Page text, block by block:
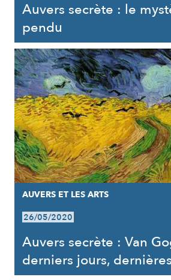
Auvers secrète : le
pendu
AUVERS ET LES ARTS
26/05/2020
Auvers secrète : Van
derniers jours,